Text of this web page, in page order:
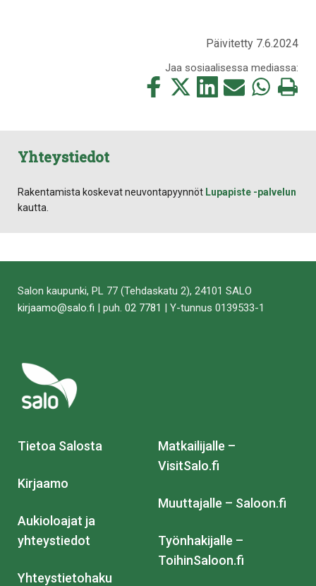
Päivitetty 7.6.2024
Jaa sosiaalisessa mediassa:
Jaa
tämä
Jaa
Jaa
tämä
Jaa
Jaa
Tulosta
Yhteystiedot
Rakentamista koskevat neuvontapyynnöt Lupapiste -palvelun
kautta.
Salon kaupunki, PL 77 (Tehdaskatu 2), 24101 SALO
kirjaamo@salo.fi | puh. 02 7781 | Y-tunnus 0139533-1
Tietoa Salosta
Kirjaamo
Aukioloajat ja
yhteystiedot
Yhteystietohaku
Matkailijalle –
VisitSalo.fi
Muuttajalle – Saloon.fi
Työnhakijalle –
ToihinSaloon.fi